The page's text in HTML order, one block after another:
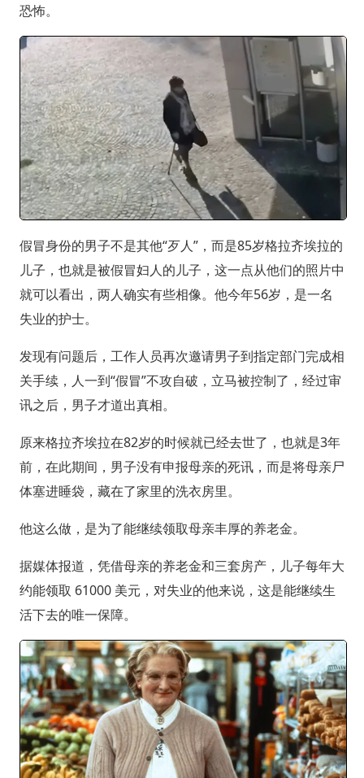
恐怖。
假冒身份的男子不是其他“歹人”，而是85岁格拉齐埃拉的
儿子，也就是被假冒妇人的儿子，这一点从他们的照片中
就可以看出，两人确实有些相像。他今年56岁，是一名
失业的护士。
发现有问题后，工作人员再次邀请男子到指定部门完成相
关手续，人一到“假冒”不攻自破，立马被控制了，经过审
讯之后，男子才道出真相。
原来格拉齐埃拉在82岁的时候就已经去世了，也就是3年
前，在此期间，男子没有申报母亲的死讯，而是将母亲尸
体塞进睡袋，藏在了家里的洗衣房里。
他这么做，是为了能继续领取母亲丰厚的养老金。
据媒体报道，凭借母亲的养老金和三套房产，儿子每年大
约能领取 61000 美元，对失业的他来说，这是能继续生
活下去的唯一保障。